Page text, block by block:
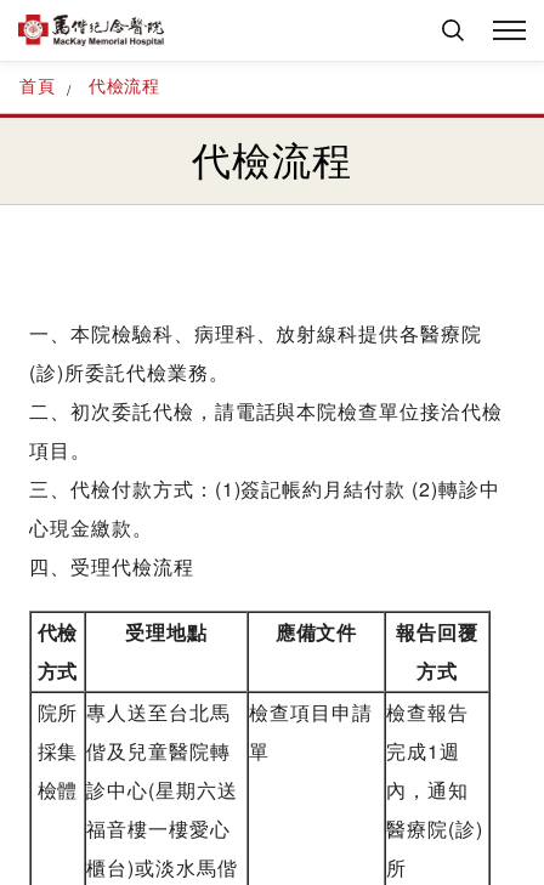
首頁 代檢流程
代檢流程
一、本院檢驗科、病理科、放射線科提供各醫療院
(診)所委託代檢業務。
二、初次委託代檢，請電話與本院檢查單位接洽代檢
項目。
三、代檢付款方式：(1)簽記帳約月結付款 (2)轉診中
心現金繳款。
四、受理代檢流程
代檢
方式
受理地點 應備文件
報告回覆
方式
院所
採集
檢體
專人送至台北馬
偕及兒童醫院轉
診中心(星期六送
福音樓一樓愛心
櫃台)或淡水馬偕
檢查項目申請
單
檢查報告
完成1週
內，通知
醫療院(診)
所